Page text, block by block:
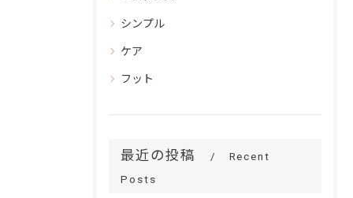
シンプル
ケア
フット
最近の投稿
Recent
Posts